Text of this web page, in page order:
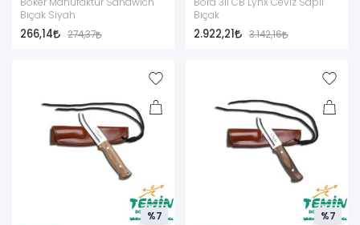
Böker Manufaktur Sandwich
Bıçak Siyah
266,14 274,37
Bora 311 CB Lynx Ceviz Saplı
Bıçak
2.922,21 3.142,16
%7 %7